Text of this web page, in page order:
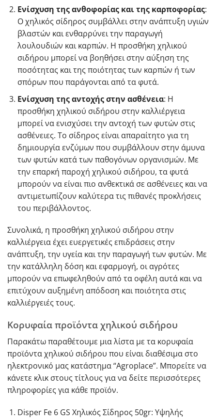
Ενίσχυση της ανθοφορίας και της καρποφορίας:
Ο χηλικός σίδηρος συμβάλλει στην ανάπτυξη υγιών
βλαστών και ενθαρρύνει την παραγωγή
λουλουδιών και καρπών. Η προσθήκη χηλικού
σιδήρου μπορεί να βοηθήσει στην αύξηση της
ποσότητας και της ποιότητας των καρπών ή των
σπόρων που παράγονται από τα φυτά.
Ενίσχυση της αντοχής στην ασθένεια: Η
προσθήκη χηλικού σιδήρου στην καλλιέργεια
μπορεί να ενισχύσει την αντοχή των φυτών στις
ασθένειες. Το σίδηρος είναι απαραίτητο για τη
δημιουργία ενζύμων που συμβάλλουν στην άμυνα
των φυτών κατά των παθογόνων οργανισμών. Με
την επαρκή παροχή χηλικού σιδήρου, τα φυτά
μπορούν να είναι πιο ανθεκτικά σε ασθένειες και να
αντιμετωπίζουν καλύτερα τις πιθανές προκλήσεις
του περιβάλλοντος.
Συνολικά, η προσθήκη χηλικού σιδήρου στην
καλλιέργεια έχει ευεργετικές επιδράσεις στην
ανάπτυξη, την υγεία και την παραγωγή των φυτών. Με
την κατάλληλη δόση και εφαρμογή, οι αγρότες
μπορούν να επωφεληθούν από τα οφέλη αυτά και να
επιτύχουν αυξημένη απόδοση και ποιότητα στις
καλλιέργειές τους.
Κορυφαία προϊόντα χηλικού σιδήρου
Παρακάτω παραθέτουμε μια λίστα με τα κορυφαία
προϊόντα χηλικού σιδήρου που είναι διαθέσιμα στο
ηλεκτρονικό μας κατάστημα “Agroplace”. Μπορείτε να
κάνετε κλικ στους τίτλους για να δείτε περισσότερες
πληροφορίες για κάθε προϊόν.
Disper Fe 6 GS Χηλικός Σίδηρος 50gr: Υψηλής